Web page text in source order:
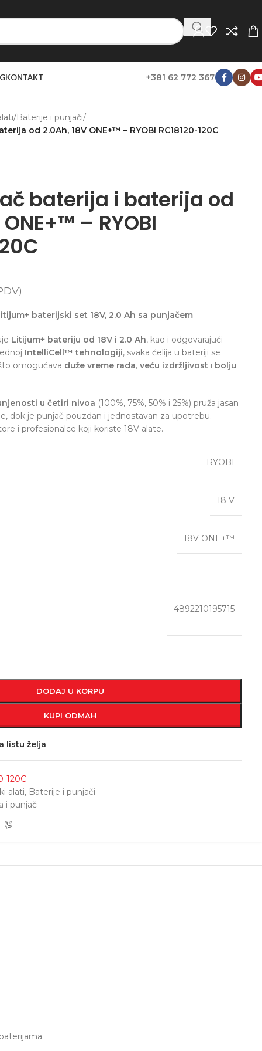
KONTAKT +381 62 772 367
/Baterije i punjači/
od 2.0Ah, 18V ONE+™ – RYOBI RC18120-120C
baterija i baterija od
– RYOBI
baterijski set 18V, 2.0 Ah sa punjačem
Litijum+ bateriju od 18V i 2.0 Ah, kao i odgovarajući
IntelliCell™ tehnologiji, svaka ćelija u bateriji se
omogućava duže vreme rada, veću izdržljivost i bolju
u četiri nivoa (100%, 75%, 50% i 25%) pruža jasan
dok je punjač pouzdan i jednostavan za upotrebu.
i profesionalce koji koriste 18V alate.
RYOBI
18 V
18V ONE+™
4892210195715
DODAJ U KORPU
KUPI ODMAH
listu želja
120C
alati, Baterije i punjači
i punjač